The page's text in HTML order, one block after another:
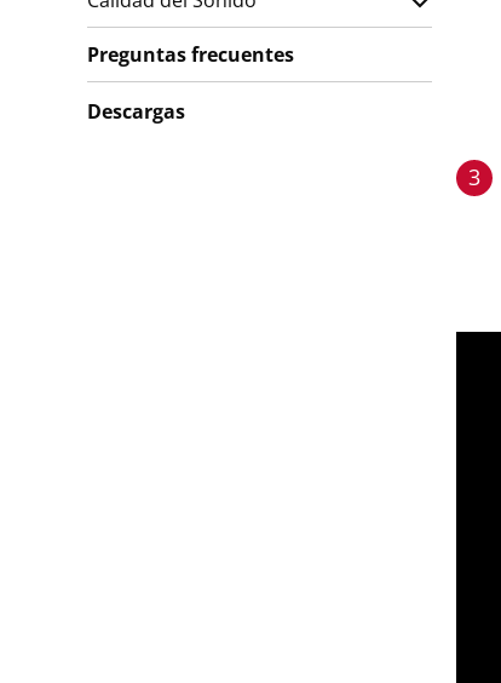
3
Preguntas frecuentes
Descargas